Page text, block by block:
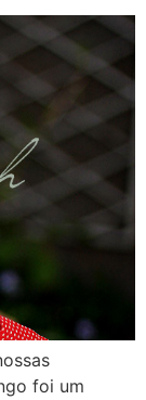
foi um